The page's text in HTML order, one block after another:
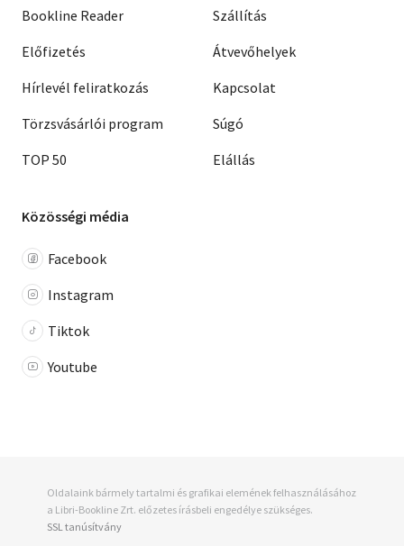
Bookline Reader
Előfizetés
Hírlevél feliratkozás
Törzsvásárlói program
TOP 50
Szállítás
Átvevőhelyek
Kapcsolat
Súgó
Elállás
Közösségi média
Facebook
Instagram
Tiktok
Youtube
Oldalaink bármely tartalmi és grafikai elemének felhasználásához
a Libri-Bookline Zrt. előzetes írásbeli engedélye szükséges.
SSL tanúsítvány